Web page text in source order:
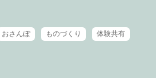
おさんぽ ものづくり 体験共有